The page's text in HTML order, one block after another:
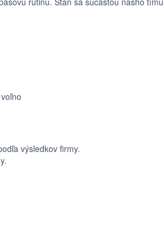
výsledkov firmy.